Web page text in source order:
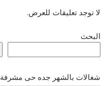
لا توجد تعليقات للعرض.
البحث
شغالات بالشهر جده حى مشرفة 0577265649